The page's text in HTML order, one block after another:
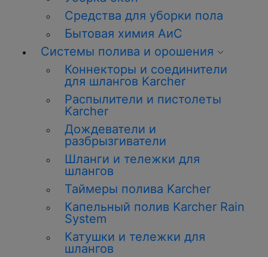
Средства для уборки пола
Бытовая химия АиС
Системы полива и орошения
Коннекторы и соединители
для шлангов Karcher
Распылители и пистолеты
Karcher
Дождеватели и
разбрызгиватели
Шланги и тележки для
шлангов
Таймеры полива Karcher
Капельный полив Karcher Rain
System
Катушки и тележки для
шлангов